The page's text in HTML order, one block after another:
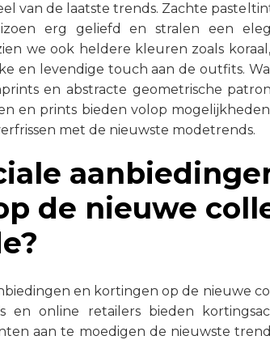
van de laatste trends. Zachte
erg geliefd en stralen een
we ook heldere kleuren zoals
en levendige touch aan de outfits.
en abstracte geometrische
en prints bieden volop
met de nieuwste modetrends.
de nieuwe
en kortingen op de nieuwe
en online retailers bieden
aan te moedigen de nieuwste